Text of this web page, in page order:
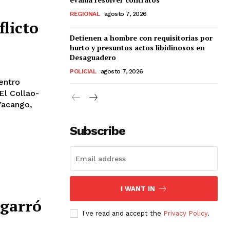
Collao-
REGIONAL agosto 7, 2026
Detienen a hombre con requisitorias por
hurto y presuntos actos libidinosos en
Desaguadero
POLICIAL agosto 7, 2026
Subscribe
I WANT IN
I've read and accept the Privacy Policy.